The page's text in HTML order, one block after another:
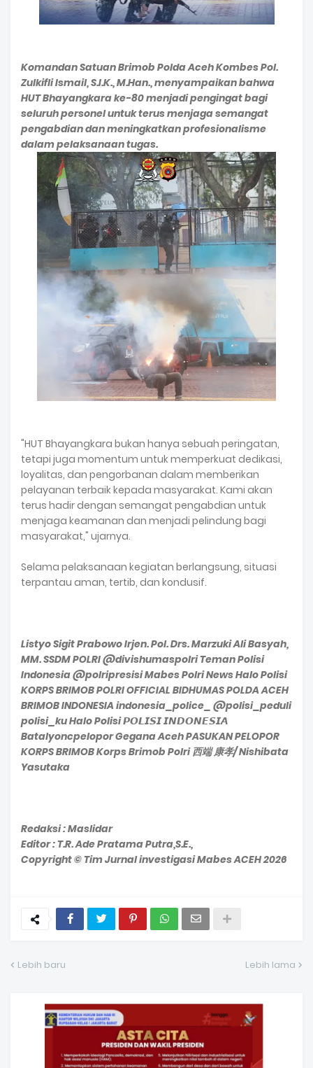
Komandan Satuan Brimob Polda Aceh Kombes Pol.
Zulkifli Ismail, S.I.K., M.Han., menyampaikan bahwa
HUT Bhayangkara ke-80 menjadi pengingat bagi
seluruh personel untuk terus menjaga semangat
pengabdian dan meningkatkan profesionalisme
dalam pelaksanaan tugas.
"HUT Bhayangkara bukan hanya sebuah peringatan,
tetapi juga momentum untuk memperkuat dedikasi,
loyalitas, dan pengorbanan dalam memberikan
pelayanan terbaik kepada masyarakat. Kami akan
terus hadir dengan semangat pengabdian untuk
menjaga keamanan dan menjadi pelindung bagi
masyarakat," ujarnya.
Selama pelaksanaan kegiatan berlangsung, situasi
terpantau aman, tertib, dan kondusif.
Listyo Sigit Prabowo Irjen. Pol. Drs. Marzuki Ali Basyah,
MM. SSDM POLRI @divishumaspolri Teman Polisi
Indonesia @polripresisi Mabes Polri News Halo Polisi
KORPS BRIMOB POLRI OFFICIAL BIDHUMAS POLDA ACEH
BRIMOB INDONESIA indonesia_police_ @polisi_peduli
polisi_ku Halo Polisi 𝙋𝙊𝙇𝙄𝙎𝙄 𝙄𝙉𝘿𝙊𝙉𝙀𝙎𝙄𝘼
Batalyoncpelopor Gegana Aceh PASUKAN PELOPOR
KORPS BRIMOB Korps Brimob Polri 西端 康孝/ Nishibata
Yasutaka
Redaksi : Maslidar
Editor : T.R. Ade Pratama Putra,S.E.,
Copyright © Tim Jurnal investigasi Mabes ACEH 2026
Lebih baru Lebih lama